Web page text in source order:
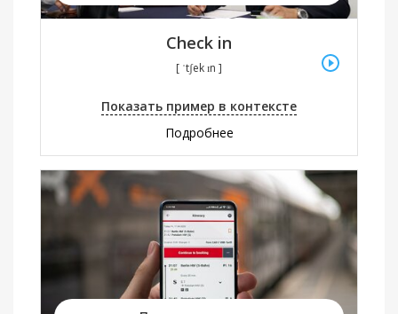
Check in
[ ˈtʃek ɪn ]
Показать пример в контексте
Подробнее